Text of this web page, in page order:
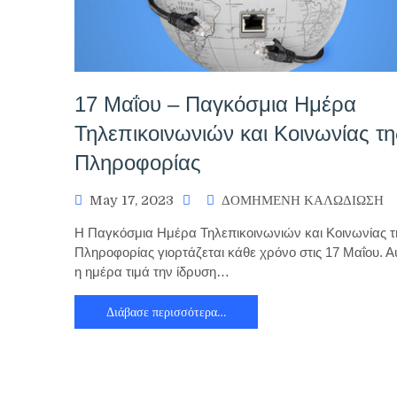
17 Μαΐου – Παγκόσμια Ημέρα
Τηλεπικοινωνιών και Κοινωνίας
Πληροφορίας
May 17, 2023 ΔΟΜΗΜΕΝΗ ΚΑΛΩΔΙΩΣΗ
Η Παγκόσμια Ημέρα Τηλεπικοινωνιών και Κοινωνίας
Πληροφορίας γιορτάζεται κάθε χρόνο στις 17 Μαΐου.
η ημέρα τιμά την ίδρυση…
Διάβασε περισσότερα…